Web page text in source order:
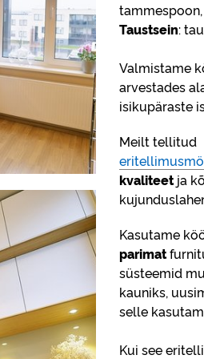
Taustsein:
Valmistame
arvestades
isikupäraste
Meilt tellitud
kvaliteetja
Kasutame
parimat
süsteemid
kauniks,
selle
Kui see